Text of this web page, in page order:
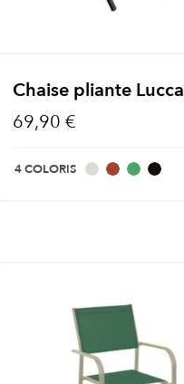
Chaise pliante Lucca
69,90 €
4 COLORIS